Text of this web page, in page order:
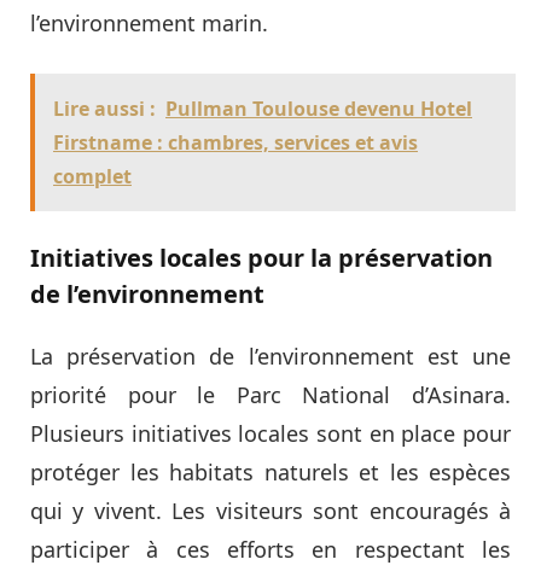
l’environnement marin.
Lire aussi : Pullman Toulouse devenu Hotel
Firstname : chambres, services et avis
complet
Initiatives locales pour la préservation
de l’environnement
La préservation de l’environnement est une
priorité pour le Parc National d’Asinara.
Plusieurs initiatives locales sont en place pour
protéger les habitats naturels et les espèces
qui y vivent. Les visiteurs sont encouragés à
participer à ces efforts en respectant les